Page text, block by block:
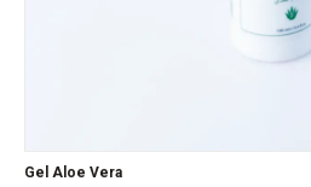
Gel Aloe Vera